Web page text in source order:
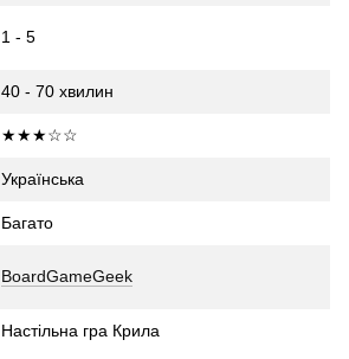
1 - 5
40 - 70 хвилин
★★★☆☆
Українська
Багато
BoardGameGeek
Настільна гра Крила